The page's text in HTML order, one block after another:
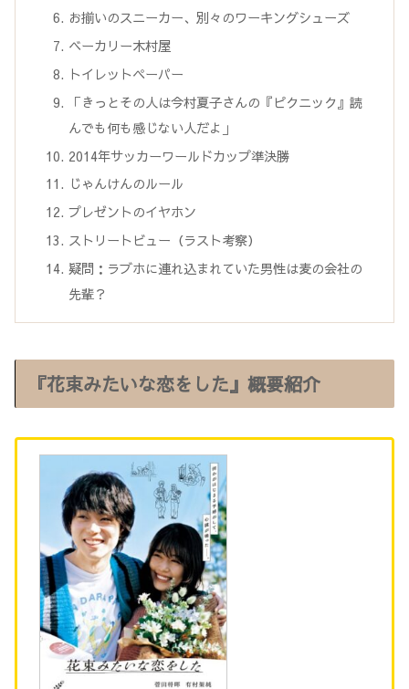
お揃いのスニーカー、別々のワーキングシューズ
ベーカリー木村屋
トイレットペーパー
「きっとその人は今村夏子さんの『ピクニック』読
んでも何も感じない人だよ」
2014年サッカーワールドカップ準決勝
じゃんけんのルール
プレゼントのイヤホン
ストリートビュー（ラスト考察）
疑問：ラブホに連れ込まれていた男性は麦の会社の
先輩？
『花束みたいな恋をした』概要紹介